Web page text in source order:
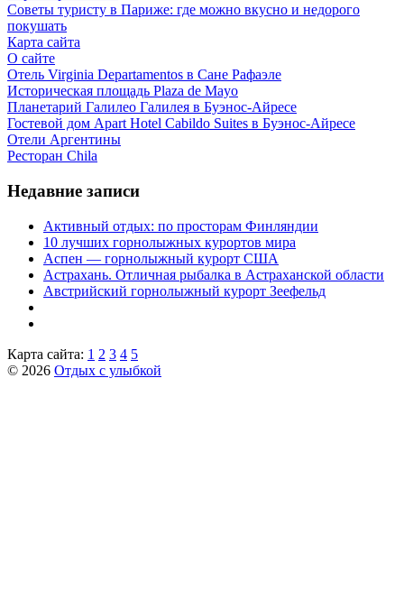
Советы туристу в Париже: где можно вкусно и недорого
покушать
Карта сайта
О сайте
Отель Virginia Departamentos в Сане Рафаэле
Историческая площадь Plaza de Mayo
Планетарий Галилео Галилея в Буэнос-Айресе
Гостевой дом Apart Hotel Cabildo Suites в Буэнос-Айресе
Отели Аргентины
Ресторан Chila
Недавние записи
Активный отдых: по просторам Финляндии
10 лучших горнолыжных курортов мира
Аспен — горнолыжный курорт США
Астрахань. Отличная рыбалка в Астраханской области
Австрийский горнолыжный курорт Зеефельд
Карта сайта: 1 2 3 4 5
© 2026 Отдых с улыбкой